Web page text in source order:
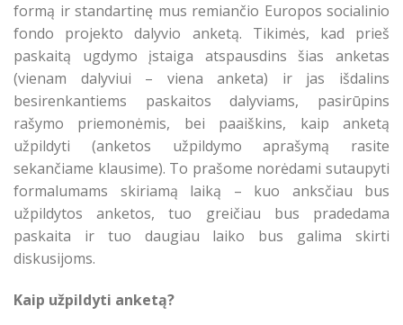
formą ir standartinę mus remiančio Europos socialinio
fondo projekto dalyvio anketą. Tikimės, kad prieš
paskaitą ugdymo įstaiga atspausdins šias anketas
(vienam dalyviui – viena anketa) ir jas išdalins
besirenkantiems paskaitos dalyviams, pasirūpins
rašymo priemonėmis, bei paaiškins, kaip anketą
užpildyti (anketos užpildymo aprašymą rasite
sekančiame klausime). To prašome norėdami sutaupyti
formalumams skiriamą laiką – kuo anksčiau bus
užpildytos anketos, tuo greičiau bus pradedama
paskaita ir tuo daugiau laiko bus galima skirti
diskusijoms.
Kaip užpildyti anketą?